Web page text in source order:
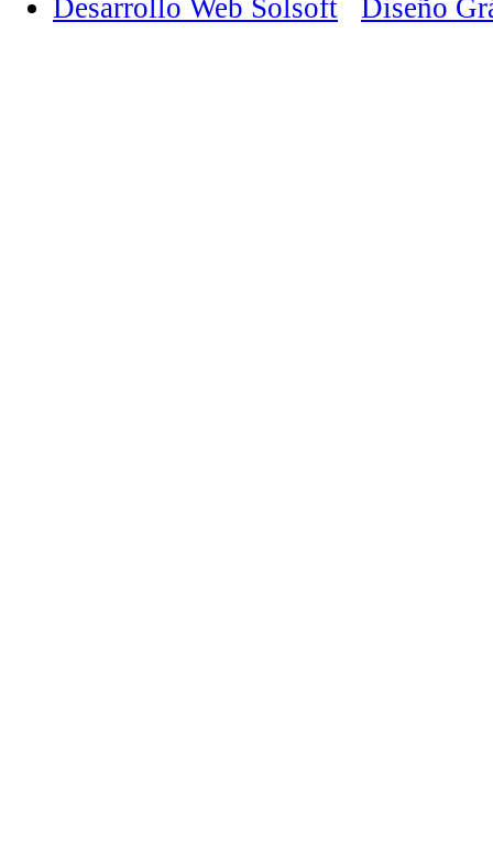
Desarrollo Web Solsoft Diseño